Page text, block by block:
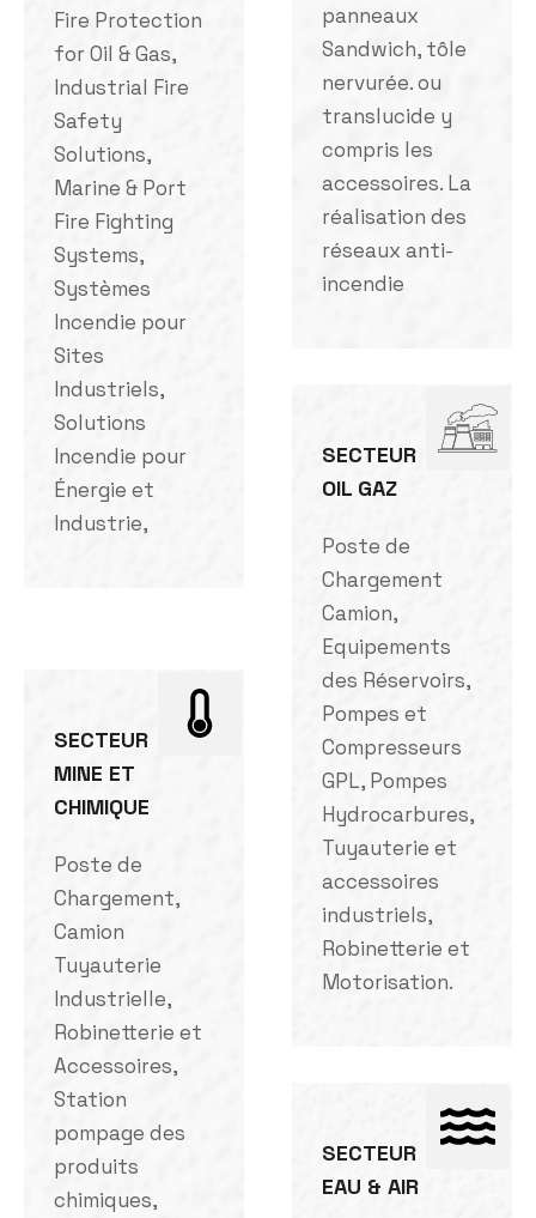
Fire Protection
for Oil & Gas,
Industrial Fire
Safety
Solutions,
Marine & Port
Fire Fighting
Systems,
Systèmes
Incendie pour
Sites
Industriels,
Solutions
Incendie pour
Énergie et
Industrie,
SECTEUR
MINE ET
CHIMIQUE
Poste de
Chargement,
Camion
Tuyauterie
Industrielle,
Robinetterie et
Accessoires,
Station
pompage des
produits
chimiques,
panneaux
Sandwich, tôle
nervurée. ou
translucide y
compris les
accessoires. La
réalisation des
réseaux anti-
incendie
SECTEUR
OIL GAZ
Poste de
Chargement
Camion,
Equipements
des Réservoirs,
Pompes et
Compresseurs
GPL, Pompes
Hydrocarbures,
Tuyauterie et
accessoires
industriels,
Robinetterie et
Motorisation.
SECTEUR
EAU & AIR